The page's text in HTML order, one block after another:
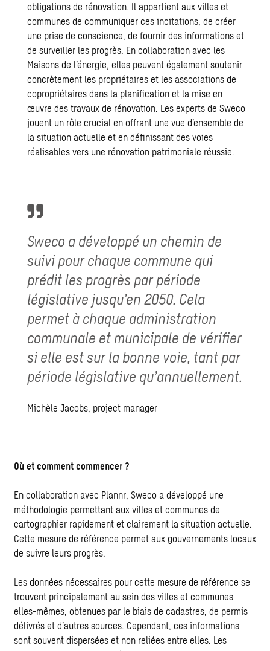
obligations de rénovation. Il appartient aux villes et
communes de communiquer ces incitations, de créer
une prise de conscience, de fournir des informations et
de surveiller les progrès. En collaboration avec les
Maisons de l’énergie, elles peuvent également soutenir
concrètement les propriétaires et les associations de
copropriétaires dans la planification et la mise en
œuvre des travaux de rénovation. Les experts de Sweco
jouent un rôle crucial en offrant une vue d’ensemble de
la situation actuelle et en définissant des voies
réalisables vers une rénovation patrimoniale réussie.
Sweco a développé un chemin de
suivi pour chaque commune qui
prédit les progrès par période
législative jusqu’en 2050. Cela
permet à chaque administration
communale et municipale de vérifier
si elle est sur la bonne voie, tant par
période législative qu’annuellement.
Michèle Jacobs, project manager
Où et comment commencer ?
En collaboration avec Plannr, Sweco a développé une
méthodologie permettant aux villes et communes de
cartographier rapidement et clairement la situation actuelle.
Cette mesure de référence permet aux gouvernements locaux
de suivre leurs progrès.
Les données nécessaires pour cette mesure de référence se
trouvent principalement au sein des villes et communes
elles-mêmes, obtenues par le biais de cadastres, de permis
délivrés et d’autres sources. Cependant, ces informations
sont souvent dispersées et non reliées entre elles. Les